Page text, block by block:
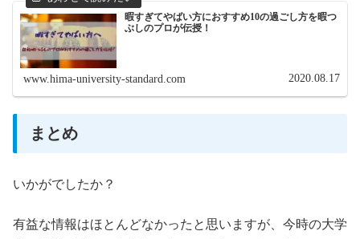
暇すぎてやばい方におすすめ10の過ごし方を暇つ
ぶしのプロが伝授！
www.hima-university-standard.com 2020.08.17
まとめ
いかがでしたか？
有益な情報はほとんどなかったと思いますが、今時の大学